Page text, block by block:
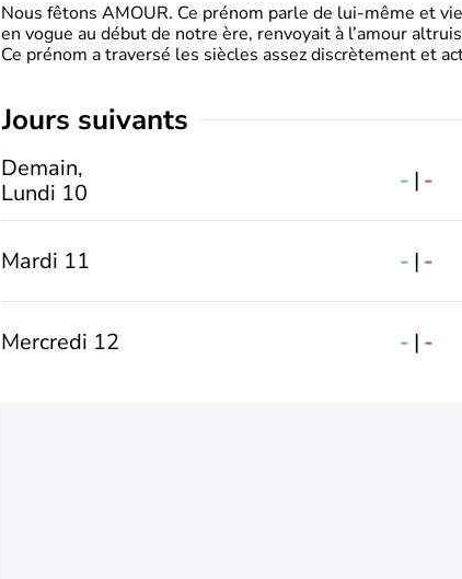
Nous fêtons AMOUR. Ce prénom parle de lui-même et
en vogue au début de notre ère, renvoyait à l’amour
Ce prénom a traversé les siècles assez discrètement et
jours suivants
Demain,
Lundi 10
- | -
Mardi 11 - | -
Mercredi 12 - | -